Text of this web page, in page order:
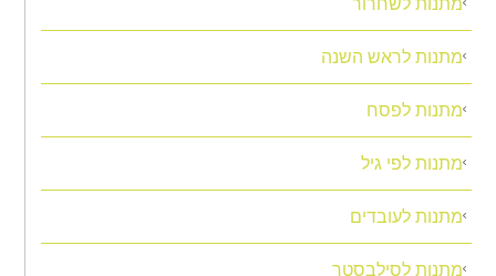
מתנות לראש השנה
מתנות לפסח
מתנות לפי גיל
מתנות לעובדים
מתנות לסילבסטר